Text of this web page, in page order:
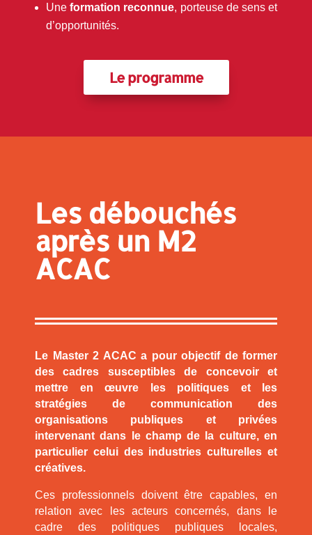
Uneformation reconnue, porteuse de sens et
d’opportunités.
Le programme
Les débouchés
après un M2
ACAC
Le Master 2 ACAC a pour objectif de former
des cadres susceptibles de concevoir et
mettre en œuvre les politiques et les
stratégies de communication des
organisations publiques et privées
intervenant dans le champ de la culture, en
particulier celui des industries culturelles et
créatives.
Ces professionnels doivent être capables, en
relation avec les acteurs concernés, dans le
cadre des politiques publiques locales,